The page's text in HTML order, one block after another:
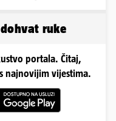
ruke
portala. Čitaj,
najnovijim vijestima.